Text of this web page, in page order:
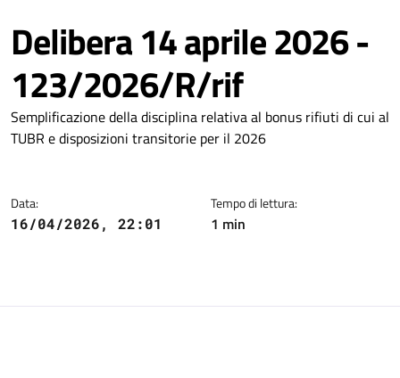
Delibera 14 aprile 2026 -
123/2026/R/rif
Semplificazione della disciplina relativa al bonus rifiuti di cui al
TUBR e disposizioni transitorie per il 2026
Data:
16/04/2026, 22:01
Tempo di lettura:
1 min